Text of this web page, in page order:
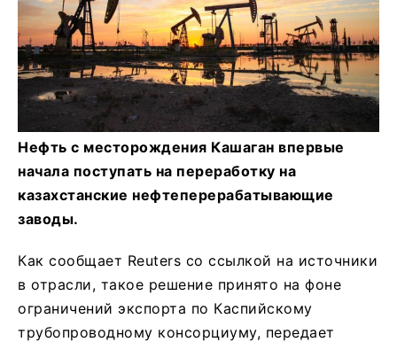
Нефть с месторождения Кашаган впервые
начала поступать на переработку на
казахстанские нефтеперерабатывающие
заводы.
Как сообщает Reuters со ссылкой на источники
в отрасли, такое решение принято на фоне
ограничений экспорта по Каспийскому
трубопроводному консорциуму, передает